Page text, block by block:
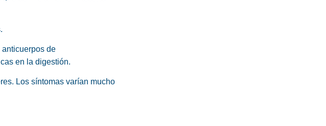
de
en la digestión.
Los síntomas varían mucho